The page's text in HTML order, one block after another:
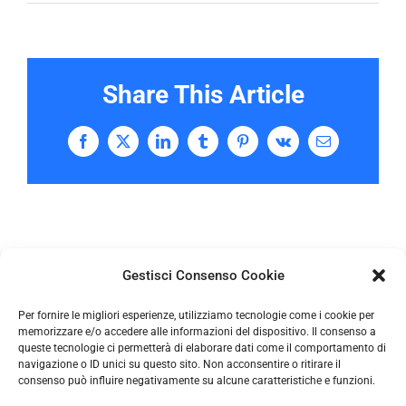
Gestisci Consenso Cookie
Per fornire le migliori esperienze, utilizziamo tecnologie come i cookie per
memorizzare e/o accedere alle informazioni del dispositivo. Il consenso a
queste tecnologie ci permetterà di elaborare dati come il comportamento di
navigazione o ID unici su questo sito. Non acconsentire o ritirare il
consenso può influire negativamente su alcune caratteristiche e funzioni.
Share This Article
Facebook
X LinkedInTumblrPinterestVk Email